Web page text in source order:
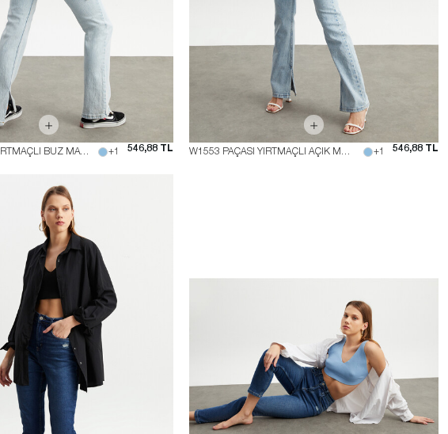
W1553 PAÇASI YIRTMAÇLI BUZ MAVİ JEAN +1 546,88 TL W1553 PAÇASI YIRTMAÇLI AÇIK MAVİ JEAN +1 546,88 TL